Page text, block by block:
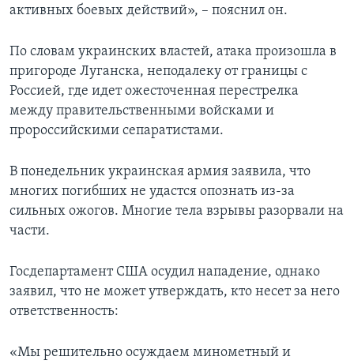
активных боевых действий», – пояснил он.
По словам украинских властей, атака произошла в
пригороде Луганска, неподалеку от границы с
Россией, где идет ожесточенная перестрелка
между правительственными войсками и
пророссийскими сепаратистами.
В понедельник украинская армия заявила, что
многих погибших не удастся опознать из-за
сильных ожогов. Многие тела взрывы разорвали на
части.
Госдепартамент США осудил нападение, однако
заявил, что не может утверждать, кто несет за него
ответственность:
«Мы решительно осуждаем минометный и